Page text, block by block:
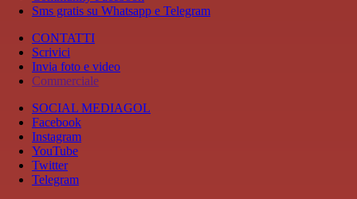
Sms gratis su Whatsapp e Telegram
CONTATTI
Scrivici
Invia foto e video
Commerciale
SOCIAL MEDIAGOL
Facebook
Instagram
YouTube
Twitter
Telegram